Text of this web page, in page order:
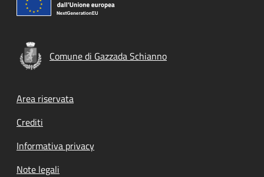
Comune di Gazzada Schianno
Footer menu
Area riservata
Crediti
Informativa privacy
Note legali